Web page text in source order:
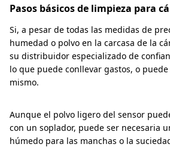
Pasos básicos de limpieza para
Si, a pesar de todas las medidas de
humedad o polvo en la carcasa de la
su distribuidor especializado de
lo que puede conllevar gastos, o
mismo.
Aunque el polvo ligero del sensor
con un soplador, puede ser necesaria
húmedo para las manchas o la